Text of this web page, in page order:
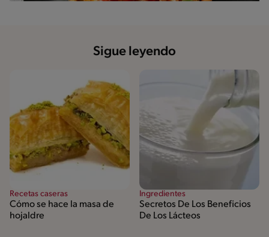
Sigue leyendo
Recetas caseras
Cómo se hace la masa de
hojaldre
Ingredientes
Secretos De Los Beneficios
De Los Lácteos